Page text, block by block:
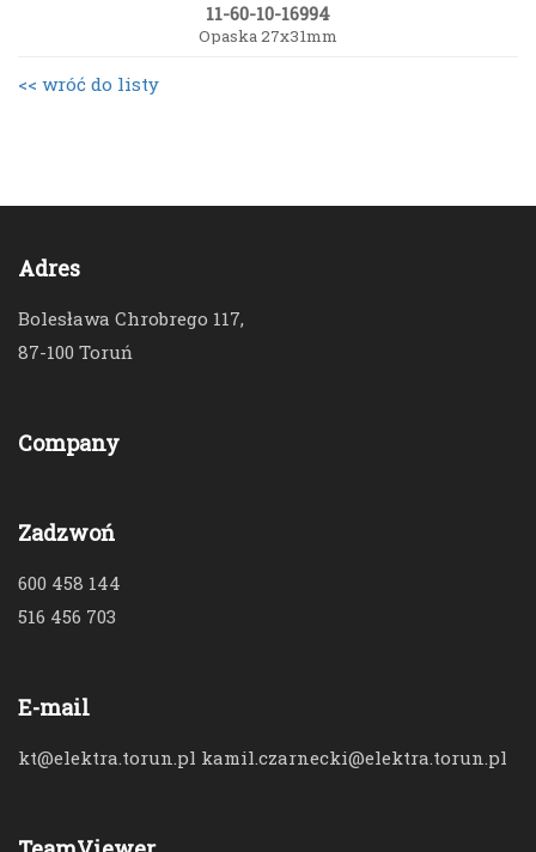
11-60-10-16994
Opaska 27x31mm
<< wróć do listy
Adres
Bolesława Chrobrego 117,
87-100 Toruń
Company
Zadzwoń
600 458 144
516 456 703
E-mail
kt@elektra.torun.pl kamil.czarnecki@elektra.torun.pl